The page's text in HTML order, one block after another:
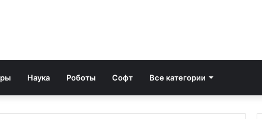
Наука Роботы Софт Все категории